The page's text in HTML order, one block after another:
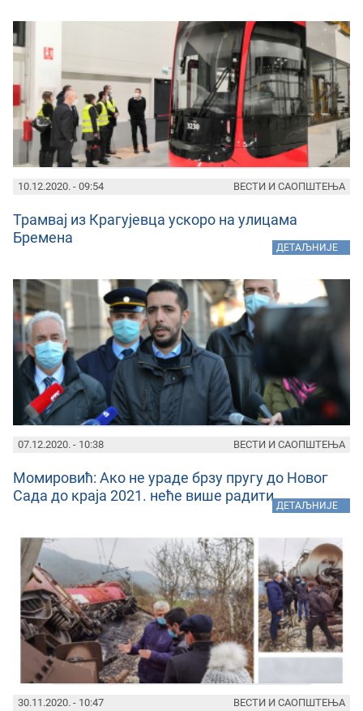
10.12.2020. - 09:54
Трамвај из Крагујевца ускоро на улицама
Бремена
ДЕТАЉНИЈЕ
ВЕСТИ И САОПШТЕЊА
07.12.2020. - 10:38
Момировић: Ако не ураде брзу пругу до Новог
Сада до краја 2021. неће више радити
ДЕТАЉНИЈЕ
ВЕСТИ И САОПШТЕЊА
30.11.2020. - 10:47 ВЕСТИ И САОПШТЕЊА